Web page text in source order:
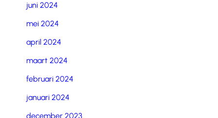
juni 2024
mei 2024
april 2024
maart 2024
februari 2024
januari 2024
december 2023